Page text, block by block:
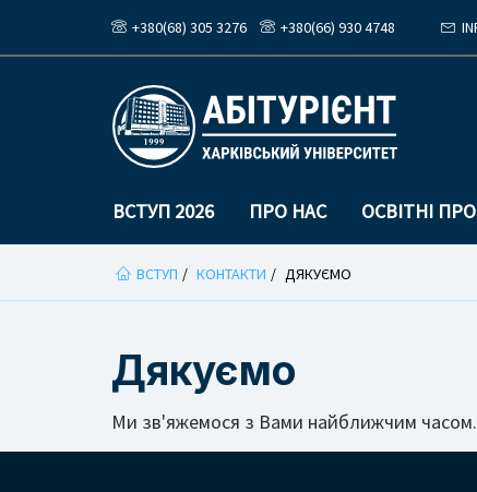
+380(68) 305 3276 +380(66) 930 4748
ВСТУП 2026 ПРО НАС ОСВІТНІ
ВСТУП КОНТАКТИ ДЯКУЄМО
Дякуємо
Ми зв'яжемося з Вами найближчим часом.